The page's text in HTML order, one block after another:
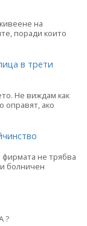
на
поради които
в трети
Не виждам как
оправят, ако
фирмата не трябва
болничен
?